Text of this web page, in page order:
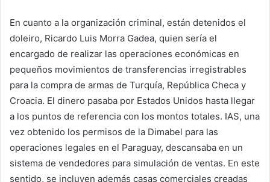
En cuanto a la organización criminal, están detenidos el
doleiro, Ricardo Luis Morra Gadea, quien sería el
encargado de realizar las operaciones económicas en
pequeños movimientos de transferencias irregistrables
para la compra de armas de Turquía, República Checa y
Croacia. El dinero pasaba por Estados Unidos hasta llegar
a los puntos de referencia con los montos totales. IAS, una
vez obtenido los permisos de la Dimabel para las
operaciones legales en el Paraguay, descansaba en un
sistema de vendedores para simulación de ventas. En este
sentido, se incluyen además casas comerciales creadas